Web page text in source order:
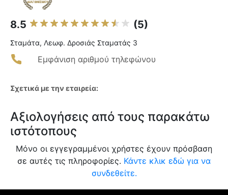
8.5 (5)
Σταμάτα, Λεωφ. Δροσιάς Σταματάς 3
Εμφάνιση αριθμού τηλεφώνου
Σχετικά με την εταιρεία:
Αξιολογήσεις από τους παρακάτω
ιστότοπους
Μόνο οι εγγεγραμμένοι χρήστες έχουν πρόσβαση
σε αυτές τις πληροφορίες. Κάντε κλικ εδώ για να
συνδεθείτε.